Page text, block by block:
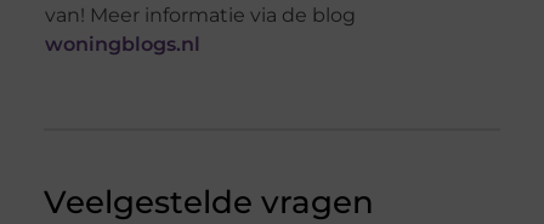
van! Meer informatie via de blog
woningblogs.n
Veelgestelde vragen